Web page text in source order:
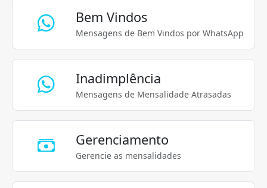
Bem Vindos
Mensagens de Bem Vindos por WhatsApp
Inadimplência
Mensagens de Mensalidade Atrasadas
Gerenciamento
Gerencie as mensalidades